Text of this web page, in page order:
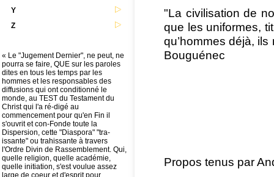
Y
Z
« Le "Jugement Dernier", ne peut, ne
pourra se faire, QUE sur les paroles
dites en tous les temps par les
hommes et les responsables des
diffusions qui ont conditionné le
monde, au TEST du Testament du
Christ qui l'a ré-digé au
commencement pour qu'en Fin il
s'ouvrit et con-Fonde toute la
Dispersion, cette "Diaspora" "tra-
issante" ou trahissante à travers
l'Ordre Divin de Rassemblement. Qui,
quelle religion, quelle académie,
quelle initiation, s'est voulue assez
large de coeur et d'esprit pour
"La civilisation de
que les uniformes,
qu’hommes déjà,
Bouguénec
Propos tenus par